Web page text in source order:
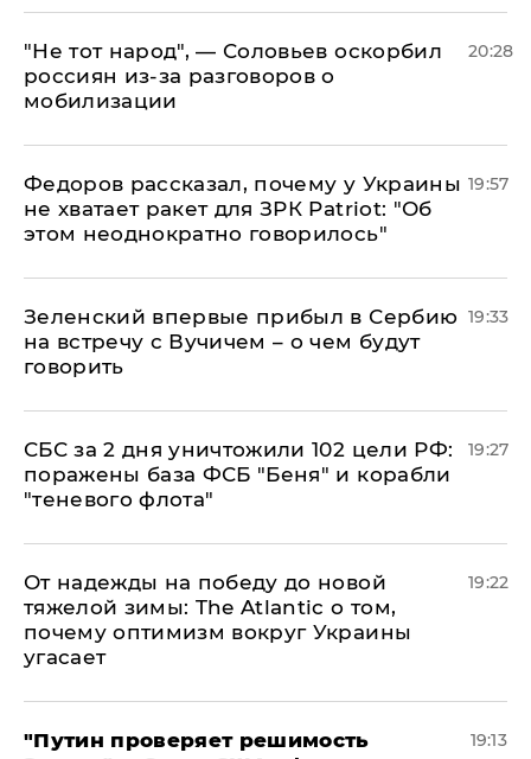
​"Не тот народ", — Соловьев оскорбил
россиян из-за разговоров о
мобилизации
20:28
Федоров рассказал, почему у Украины
не хватает ракет для ЗРК Patriot: "Об
этом неоднократно говорилось"
19:57
Зеленский впервые прибыл в Сербию
на встречу с Вучичем – о чем будут
говорить
19:33
СБС за 2 дня уничтожили 102 цели РФ:
поражены база ФСБ "Беня" и корабли
"теневого флота"
19:27
От надежды на победу до новой
тяжелой зимы: The Atlantic о том,
почему оптимизм вокруг Украины
угасает
19:22
"Путин проверяет решимость
19:13